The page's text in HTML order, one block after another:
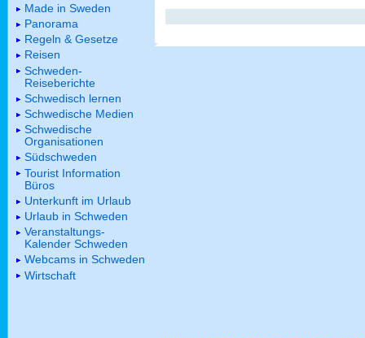
Made in Sweden
Panorama
Regeln & Gesetze
Reisen
Schweden-
Reiseberichte
Schwedisch lernen
Schwedische Medien
Schwedische
Organisationen
Südschweden
Tourist Information
Büros
Unterkunft im Urlaub
Urlaub in Schweden
Veranstaltungs-
Kalender Schweden
Webcams in Schweden
Wirtschaft